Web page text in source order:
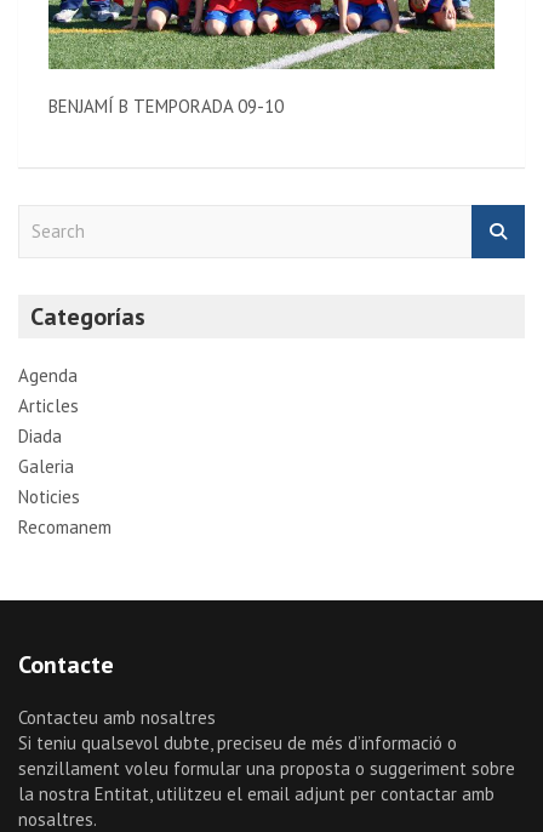
BENJAMÍ B TEMPORADA 09-10
Categorías
Agenda
Articles
Diada
Galeria
Noticies
Recomanem
Contacte
Contacteu amb nosaltres
Si teniu qualsevol dubte, preciseu de més d’informació o
senzillament voleu formular una proposta o suggeriment sobre
la nostra Entitat, utilitzeu el email adjunt per contactar amb
nosaltres.